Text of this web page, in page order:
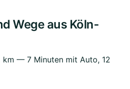
Wege aus Köln-
km — 7 Minuten mit Auto, 12